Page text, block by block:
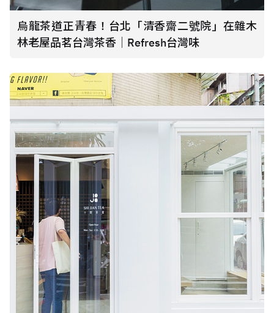
烏龍茶道正青春！台北「清香齋二號院」在雜木
林老屋品茗台灣茶香｜Refresh台灣味